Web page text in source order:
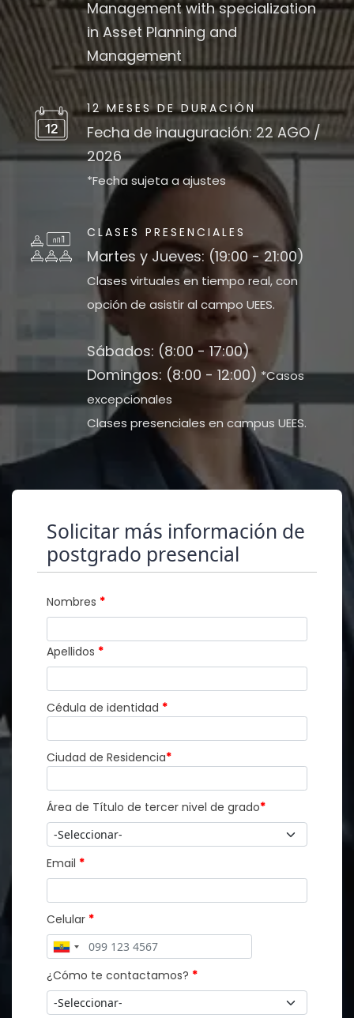
Management with specialization
in Asset Planning and
Management
12 MESES DE DURACIÓN
Fecha de inauguración: 22 AGO /
2026
*Fecha sujeta a ajustes
CLASES PRESENCIALES
Martes y Jueves: (19:00 - 21:00)
Clases virtuales en tiempo real, con
opción de asistir al campo UEES.
Sábados: (8:00 - 17:00)
Domingos: (8:00 - 12:00) *Casos
excepcionales
Clases presenciales en campus UEES.